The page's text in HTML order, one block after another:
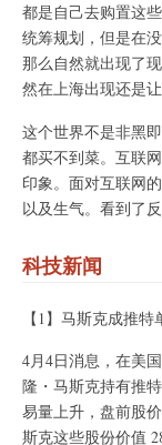
都是自己去购置这
统筹规划，但是在
那么自然就出现了
然在上海出现还是
这个世界不是非黑
都买不到菜。互联
印象。面对互联网
以及生气。看到了
科技新闻
【1】马斯克成推
4月4日消息，在美
隆・马斯克持有推
易量上升，盘前股
斯克这些股份价值